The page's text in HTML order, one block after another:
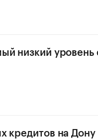
низкий уровень
на Дону